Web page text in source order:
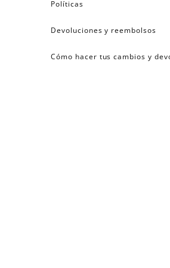
Políticas
Devoluciones y reembolsos
Cómo hacer tus cambios y